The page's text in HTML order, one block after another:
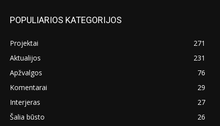
POPULIARIOS KATEGORIJOS
Projektai
271
Aktualijos
231
Apžvalgos
76
Komentarai
29
Interjeras
27
Šalia būsto
26